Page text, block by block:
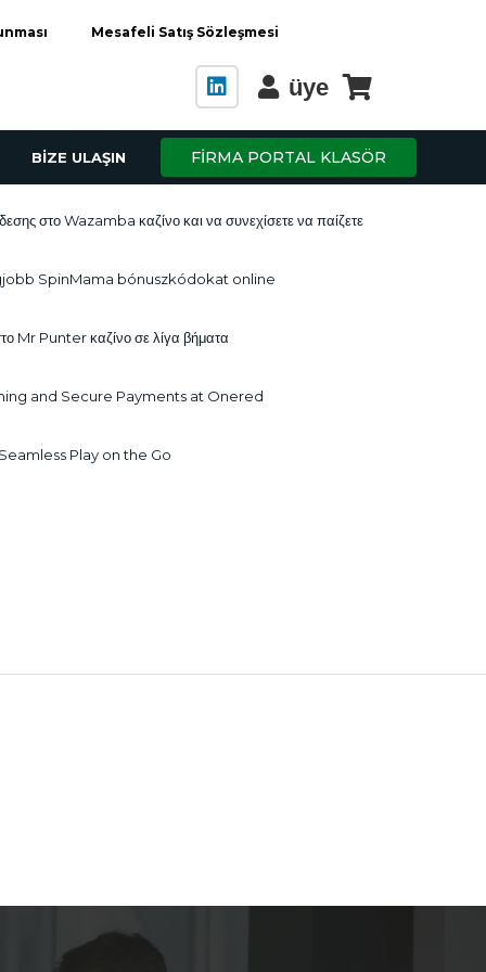
Mesafeli Satış Sözleşmesi
üye
BİZE ULAŞIN FİRMA PORTAL KLASÖR
στο Wazamba καζίνο και να συνεχίσετε να παίζετε
SpinMama bónuszkódokat online
Mr Punter καζίνο σε λίγα βήματα
and Secure Payments at Onered
Play on the Go